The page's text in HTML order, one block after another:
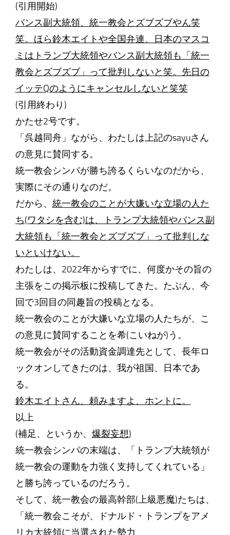
(引用開始)
バンス副大統領、統一教会とズブズブやん笑
笑。ほら鈴木エイトや全国弁連、日本のマスコ
ミはトランプ大統領やバンス副大統領も「統一
教会とズブズブ」って批判しないと笑。先日の
イッテQのようにキャンセルしないと笑笑
(引用終わり)
かたせ2号です。
「呉越同舟」ながら、わたしは上記のsayuさん
の意見に賛同する。
統一教会シンパが勝ち誇るくらいなのだから、
実際にその通りなのだ。
だから、 統一教会のことが大嫌いな立場の人た
ち(ワタシを含む)は、
トランプ大統領やバンス副
大統領も「統一教会とズブズブ」って批判しな
いといけない。
わたしは、2022年からすでに、何度かその旨の
主張をこの掲示板に投稿してきた。たぶん、今
回で3回目の同趣旨の投稿となる。
統一教会のことが大嫌いな立場の人たちが、こ
の意見に賛同することを希(こいねが)う。
統一教会がその活動資金調達先として、長年ロ
ックオンしてきたのは、我が祖国、日本であ
る。
鈴木エイトさん、頼みますよ、ホントに。
以上
(補足、というか、 爆裂妄想)
統一教会シンパの末端は、「トランプ大統領が
統一教会の運動を力強く支持してくれている」
と勝ち誇っているのだろう。
そして、統一教会の最高幹部(上級悪魔)たちは、
「統一教会こそが、ドナルド・トランプをアメ
リカ大統領に当選された勢力